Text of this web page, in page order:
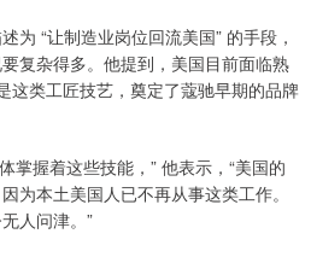
“让制造业岗位回流美国” 的手段，
复杂得多。他提到，美国目前面临熟
类工匠技艺，奠定了蔻驰早期的品牌
握着这些技能，” 他表示，“美国的
为本土美国人已不再从事这类工作。
人问津。”